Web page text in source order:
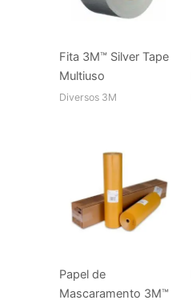
Fita 3M™ Silver Tape
Multiuso
Diversos 3M
Papel de
Mascaramento 3M™